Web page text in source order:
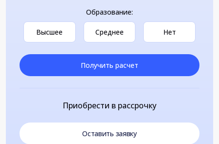
Образование:
Высшее Среднее Нет
Получить расчет
Приобрести в рассрочку
Оставить заявку